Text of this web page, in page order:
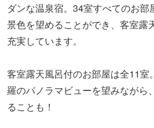
ダンな温泉宿。34室すべてのお
景色を望めることができ、客室露
充実しています。
客室露天風呂付のお部屋は全11室
羅のパノラマビューを望みながら
ることも！